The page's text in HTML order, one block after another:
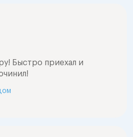
Быстро приехал и